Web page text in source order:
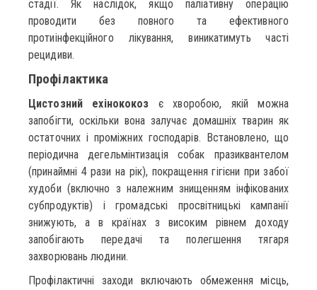
стадії. Як наслідок, якщо паліативну операцію
проводити без повного та ефективного
протиінфекційного лікування, виникатимуть часті
рецидиви.
Профілактика
Цистозний ехінококоз є хворобою, якій можна
запобігти, оскільки вона залучає домашніх тварин як
остаточних і проміжних господарів. Встановлено, що
періодична дегельмінтизація собак празиквантелом
(принаймні 4 рази на рік), покращення гігієни при забої
худоби (включно з належним знищенням інфікованих
субпродуктів) і громадські просвітницькі кампанії
знижують, а в країнах з високим рівнем доходу
запобігають передачі та полегшення тягаря
захворювань людини.
Профілактичні заходи включають обмеження місць,